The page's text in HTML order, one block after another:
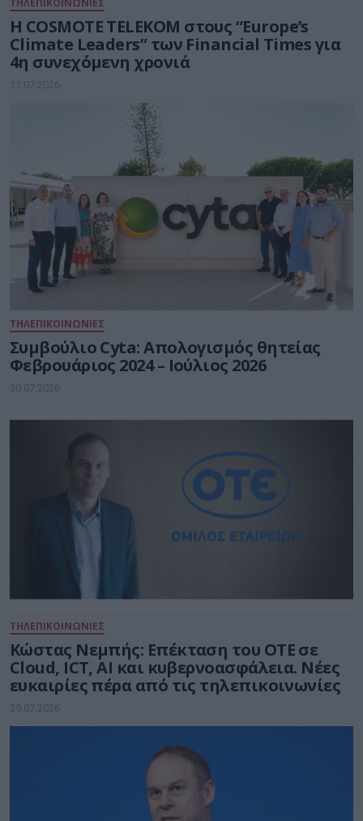
ΤΗΛΕΠΙΚΟΙΝΩΝΙΕΣ
Η COSMOTE TELEKOM στους “Europe’s
Climate Leaders” των Financial Times για
4η συνεχόμενη χρονιά
31.07.2026
ΤΗΛΕΠΙΚΟΙΝΩΝΙΕΣ
Συμβούλιο Cyta: Απολογισμός θητείας
Φεβρουάριος 2024 – Ιούλιος 2026
30.07.2026
ΤΗΛΕΠΙΚΟΙΝΩΝΙΕΣ
Kώστας Νεμπής: Επέκταση του ΟΤΕ σε
Cloud, ICT, AI και κυβερνοασφάλεια. Νέες
ευκαιρίες πέρα από τις τηλεπικοινωνίες
29.07.2026